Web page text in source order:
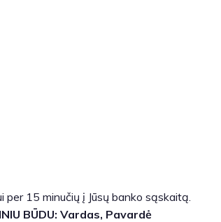
15 minučių į Jūsų banko sąskaitą.
BŪDU: Vardas, Pavardė